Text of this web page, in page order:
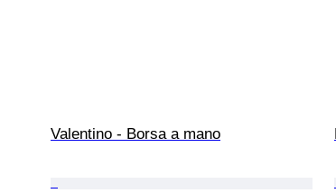
Valentino - Borsa a mano